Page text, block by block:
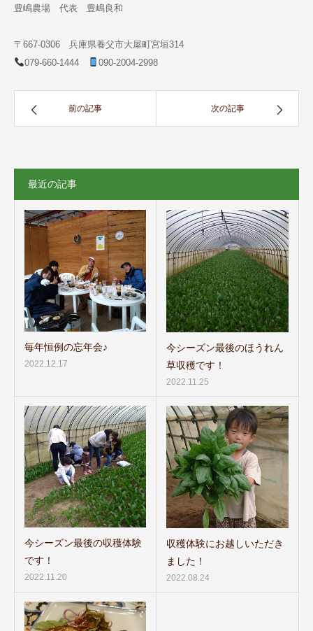
豊嶋農場 代表 豊嶋良和
〒667-0306 兵庫県養父市大屋町宮垣314
079-660-1444
090-2004-2998
前の記事 次の記事
最近の記事
毎年恒例の忘年会♪
2022.12.17
今シーズン最後のほうれん
草収穫です！
2022.11.25
今シーズン最後の収穫体験
です！
2022.11.20
収穫体験にお越しいただき
ました！
2022.08.24